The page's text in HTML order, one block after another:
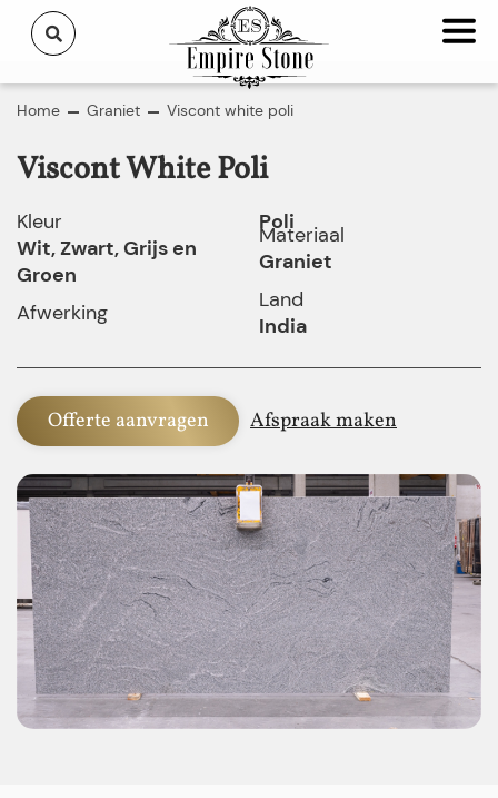
Home Graniet Viscont white poli
Viscont White Poli
Kleur
Wit, Zwart, Grijs en
Groen
Afwerking
Poli
Materiaal
Graniet
Land
India
Offerte aanvragen Afspraak maken